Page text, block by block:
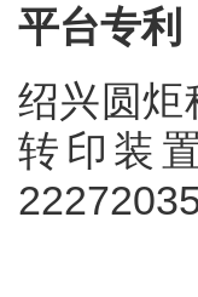
平台专利
绍兴圆炬
转印装